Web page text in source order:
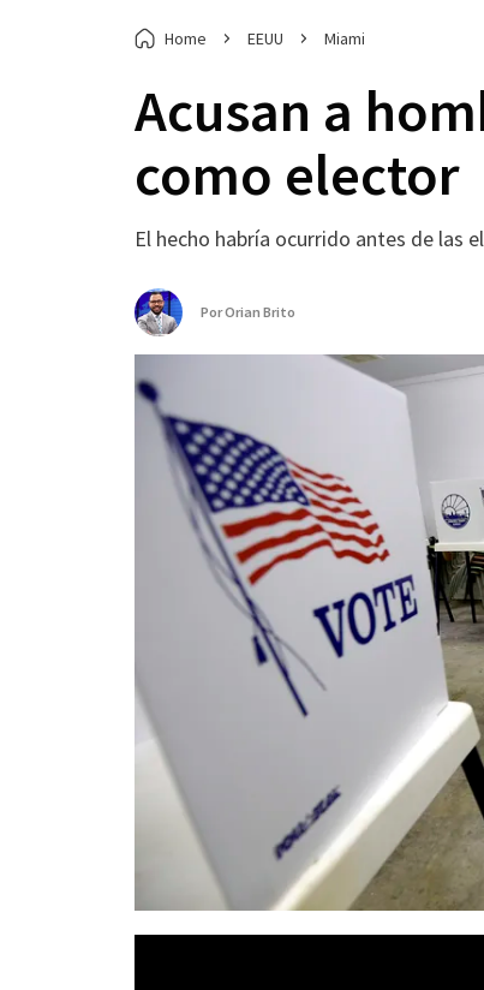
Home EEUU Miami
Acusan a
como elector
El hecho habría ocurrido antes de las
PorOrian Brito